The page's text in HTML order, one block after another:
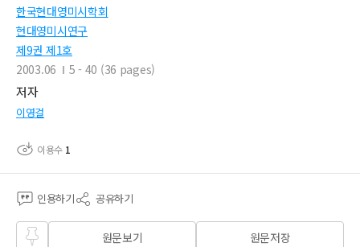
한국현대영미시학회
현대영미시연구
제9권 제1호
2003.06
5 - 40 (36 pages)
저자
이영걸
이용수 1
인용하기 공유하기
즐겨
원문보기 원문저장